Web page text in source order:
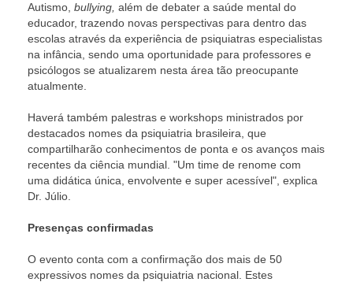
Autismo, bullying, além de debater a saúde mental do
educador, trazendo novas perspectivas para dentro das
escolas através da experiência de psiquiatras especialistas
na infância, sendo uma oportunidade para professores e
psicólogos se atualizarem nesta área tão preocupante
atualmente.
Haverá também palestras e workshops ministrados por
destacados nomes da psiquiatria brasileira, que
compartilharão conhecimentos de ponta e os avanços mais
recentes da ciência mundial. "Um time de renome com
uma didática única, envolvente e super acessível", explica
Dr. Júlio.
Presenças confirmadas
O evento conta com a confirmação dos mais de 50
expressivos nomes da psiquiatria nacional. Estes